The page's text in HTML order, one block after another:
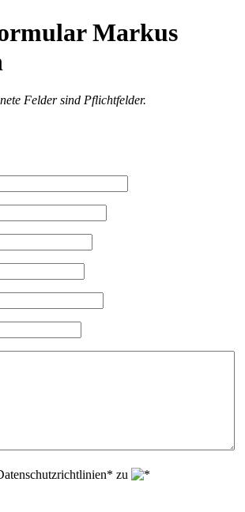
Markus
Felder sind Pflichtfelder.
zu